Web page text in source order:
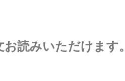
読みいただけます。